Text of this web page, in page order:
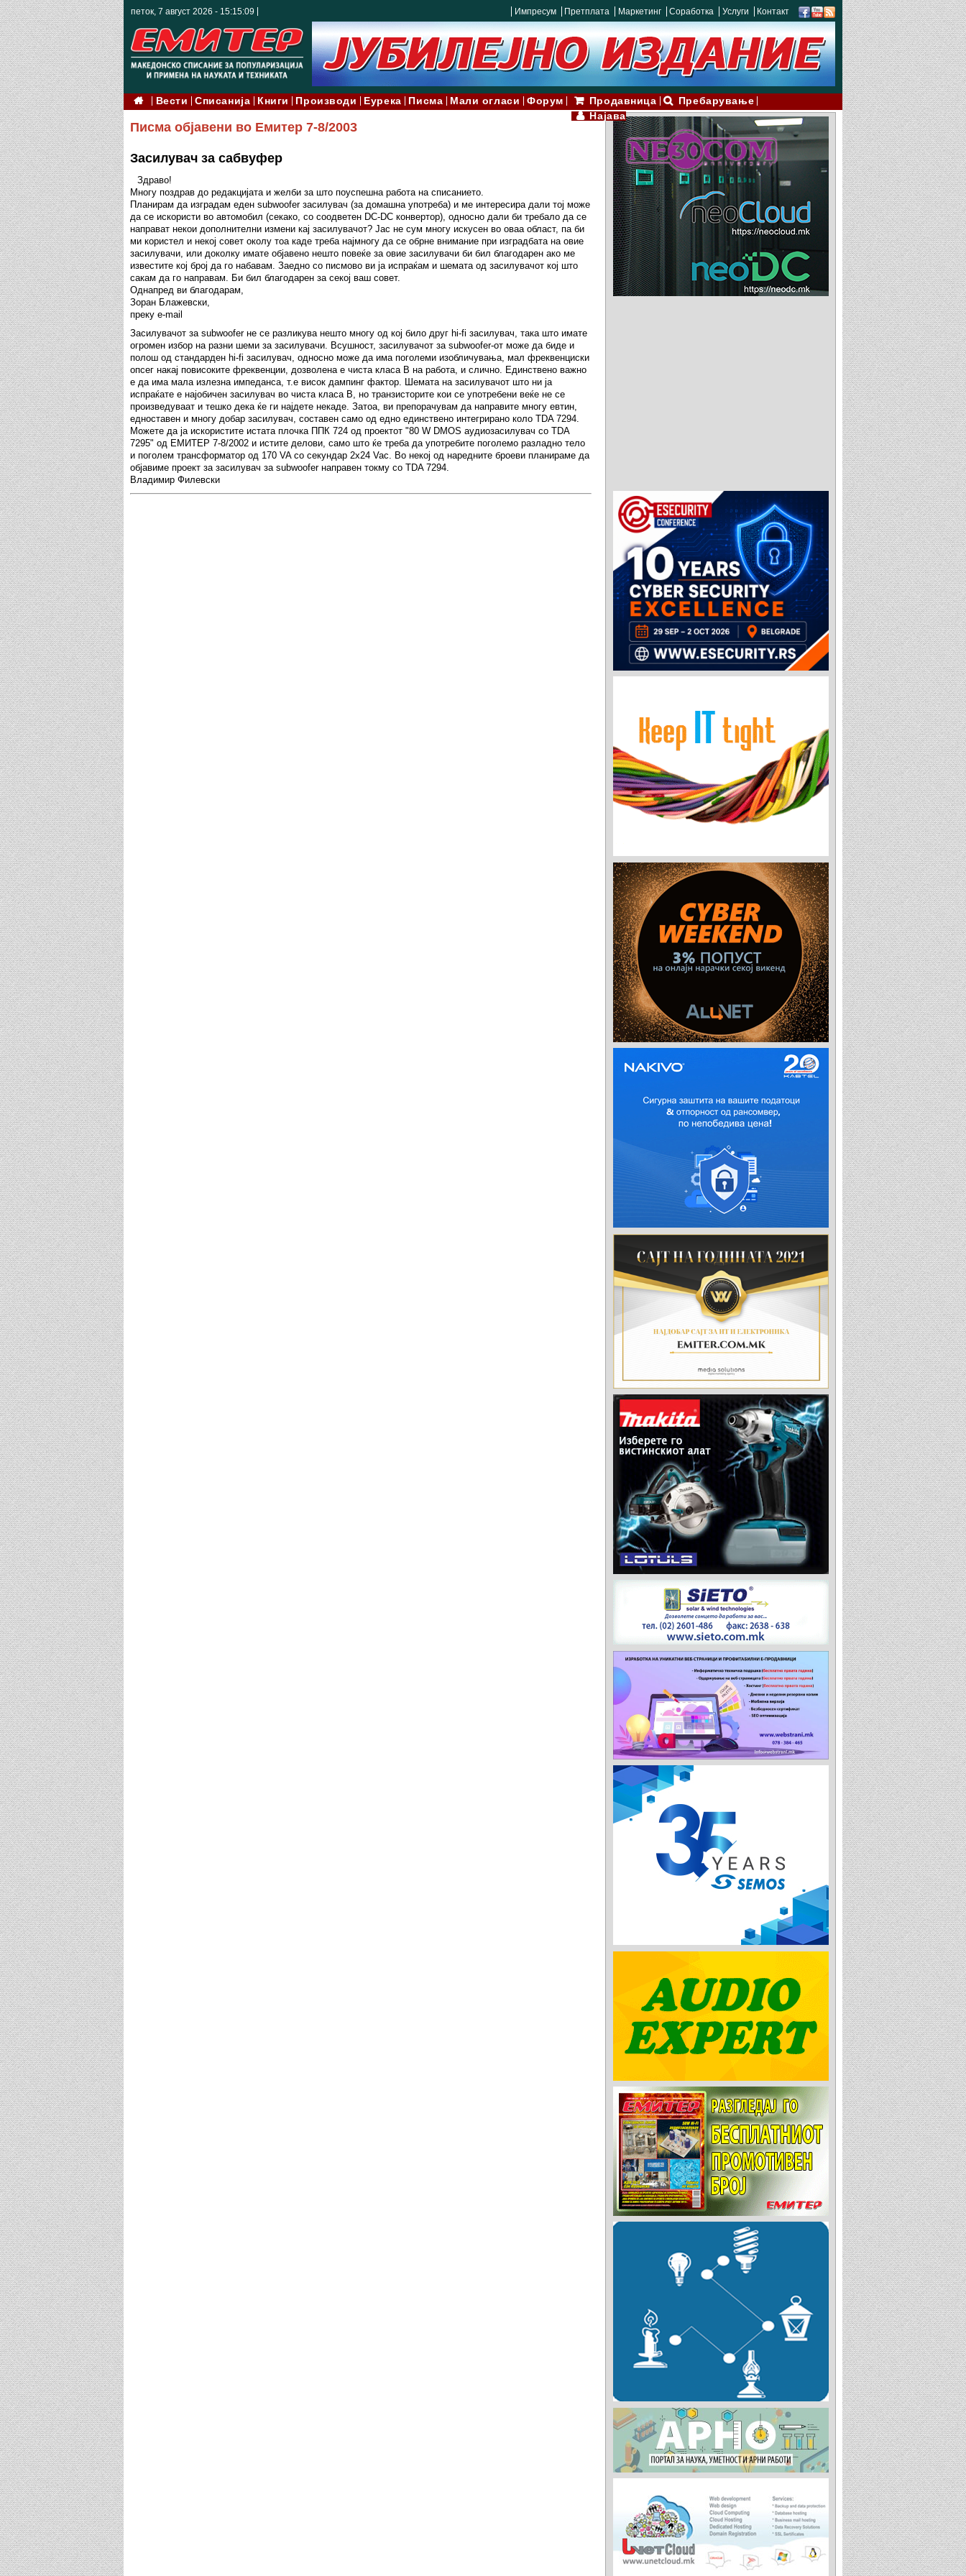
петок, 7 август 2026 - 15:15:10 Импресум Претплата Маркетинг Соработка Услуги Контакт
Вести Списанија Книги Производи Еурека Писма Мали огласи Форум Продавница
Пребарување
Најава
Писма објавени во Емитер 7-8/2003
Засилувач за сабвуфер
Здраво!
Многу поздрав до редакцијата и желби за што поуспешна работа на списанието.
Планирам да изградам еден subwoofer засилувач (за домашна употреба) и ме интересира дали тој може
да се искористи во автомобил (секако, со соодветен DC-DC конвертор), односно дали би требало да се
направат некои дополнителни измени кај засилувачот? Јас не сум многу искусен во оваа област, па би
ми користел и некој совет околу тоа каде треба најмногу да се обрне внимание при изградбата на овие
засилувачи, или доколку имате објавено нешто повеќе за овие засилувачи би бил благодарен ако ме
известите кој број да го набавам. Заедно со писмово ви ја испраќам и шемата од засилувачот кој што
сакам да го направам. Би бил благодарен за секој ваш совет.
Однапред ви благодарам,
Зоран Блажевски,
преку e-mail
Засилувачот за subwoofer не се разликува нешто многу од кој било друг hi-fi засилувач, така што имате
огромен избор на разни шеми за засилувачи. Всушност, засилувачот за subwoofer-от може да биде и
полош од стандарден hi-fi засилувач, односно може да има поголеми изобличувања, мал фреквенциски
опсег накај повисоките фреквенции, дозволена е чиста класа B на работа, и слично. Единствено важно
е да има мала излезна импеданса, т.е висок дампинг фактор. Шемата на засилувачот што ни ја
испраќате е најобичен засилувач во чиста класа B, но транзисторите кои се употребени веќе не се
произведуваат и тешко дека ќе ги најдете некаде. Затоа, ви препорачувам да направите многу евтин,
едноставен и многу добар засилувач, составен само од едно единствено интегрирано коло TDA 7294.
Можете да ја искористите истата плочка ППК 724 од проектот "80 W DMOS аудиозасилувач со TDA
7295" од ЕМИТЕР 7-8/2002 и истите делови, само што ќе треба да употребите поголемо разладно тело
и поголем трансформатор од 170 VA со секундар 2х24 Vac. Во некој од наредните броеви планираме да
објавиме проект за засилувач за subwoofer направен токму со TDA 7294.
Владимир Филевски